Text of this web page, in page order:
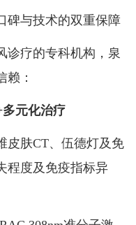
与技术的双重保障
疗的专科机构，泉
赖：
元化治疗
皮肤CT、伍德灯及免
程度及免疫指标异